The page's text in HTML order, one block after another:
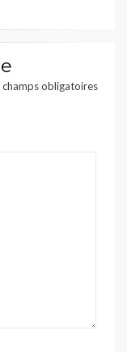
champs obligatoires